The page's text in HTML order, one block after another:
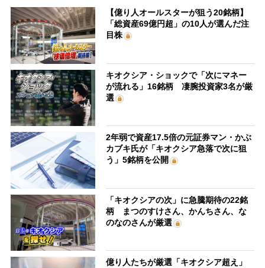
【億り人オールスターが狙う20銘柄】
「総資産69億円超」の10人が選んだ注
目株
キオクシア・ショックで「次にマネー
が流れる」16銘柄 凄腕投資家3名が厳
選
2年弱で資産17.5倍の元証券マン・かぶ
カブキ氏が「キオクシア急落で次に狙
う」5銘柄を公開
「キオクシアの次」に急騰期待の22銘
柄 まつのすけさん、かんちさん、な
のなのさんが厳選
億り人たちが厳選「キオクシア超え」